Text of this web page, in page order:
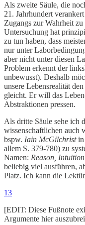
Als zweite Säule, die
21. Jahrhundert
Zugangs zur Wahrheit
Untersuchung hat
zu tun haben, dass
nur unter
aber nicht unter diesen
Problem erkennt der
unbewusst). Deshalb
unsere Lebensrealität
gleicht. Er will das
Abstraktionen pressen.
Als dritte Säule sehe ich
wissenschaftlichen auch
bspw. Iain McGilchristin
allem S. 379-780) zu
Namen: Reason, Intuition
beliebig viel ausführen,
Platz. Ich kann die
13
[EDIT: Diese Fußnote
Argumente hier